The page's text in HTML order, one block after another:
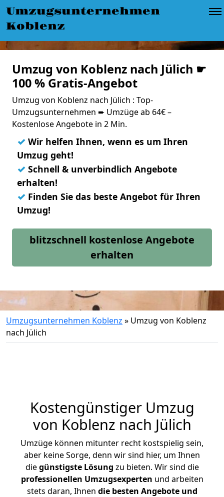
Umzugsunternehmen
Koblenz
Umzug von Koblenz nach Jülich ☛
100 % Gratis-Angebot
Umzug von Koblenz nach Jülich : Top-
Umzugsunternehmen ➨ Umzüge ab 64€ –
Kostenlose Angebote in 2 Min.
✓ Wir helfen Ihnen, wenn es um Ihren
Umzug geht!
✓ Schnell & unverbindlich Angebote
erhalten!
✓ Finden Sie das beste Angebot für Ihren
Umzug!
blitzschnell kostenlose Angebote
erhalten
Umzugsunternehmen Koblenz » Umzug von Koblenz
nach Jülich
Kostengünstiger Umzug
von Koblenz nach Jülich
Umzüge können mitunter recht kostspielig sein,
aber keine Sorge, denn wir sind hier, um Ihnen
diegünstigste Lösung zu bieten. Wir sind die
professionellen Umzugsexperten und arbeiten
stets daran, Ihnen die besten Angebote und